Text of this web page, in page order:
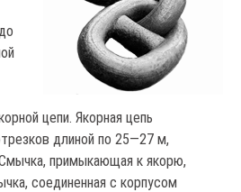
цепи. Якорная цепь
длиной по 25—27 м,
примыкающая к якорю,
соединенная с корпусом